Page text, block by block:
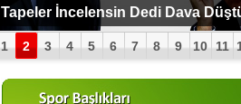
PUTİN BOMBAYI PATLATTI !
Tapeler İncelensin Dedi Dava
1 2 3 4 5 6 7 8 9 10 11